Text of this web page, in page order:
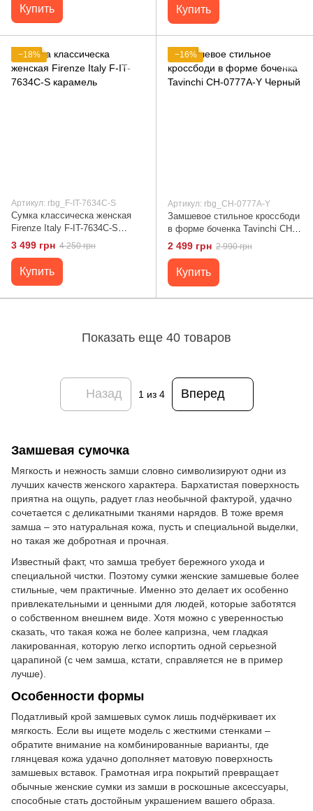
Купить Купить
−18%
Артикул: rbg_F-IT-7634C-S
Сумка классическа женская
Firenze Italy F-IT-7634C-S
карамель
3 499 грн 4 250 грн
Купить
−16%
Артикул: rbg_CH-0777A-Y
Замшевое стильное кроссбоди
в форме боченка Tavinchi CH-
0777A-Y Черный
2 499 грн 2 990 грн
Купить
Показать еще 40 товаров
Назад 1 из 4 Вперед
Замшевая сумочка
Мягкость и нежность замши словно символизируют одни из
лучших качеств женского характера. Бархатистая поверхность
приятна на ощупь, радует глаз необычной фактурой, удачно
сочетается с деликатными тканями нарядов. В тоже время
замша – это натуральная кожа, пусть и специальной выделки,
но такая же добротная и прочная.
Известный факт, что замша требует бережного ухода и
специальной чистки. Поэтому сумки женские замшевые более
стильные, чем практичные. Именно это делает их особенно
привлекательными и ценными для людей, которые заботятся
о собственном внешнем виде. Хотя можно с уверенностью
сказать, что такая кожа не более капризна, чем гладкая
лакированная, которую легко испортить одной серьезной
царапиной (с чем замша, кстати, справляется не в пример
лучше).
Особенности формы
Податливый крой замшевых сумок лишь подчёркивает их
мягкость. Если вы ищете модель с жесткими стенками –
обратите внимание на комбинированные варианты, где
глянцевая кожа удачно дополняет матовую поверхность
замшевых вставок. Грамотная игра покрытий превращает
обычные женские сумки из замши в роскошные аксессуары,
способные стать достойным украшением вашего образа.